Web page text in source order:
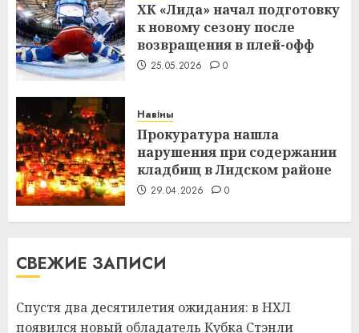
ХК «Лида» начал подготовку
к новому сезону после
возвращения в плей-офф
25.05.2026 0
Навіны
Прокуратура нашла
нарушения при содержании
кладбищ в Лидском районе
29.04.2026 0
СВЕЖИЕ ЗАПИСИ
Спустя два десятилетия ожидания: в НХЛ
появился новый обладатель Кубка Стэнли